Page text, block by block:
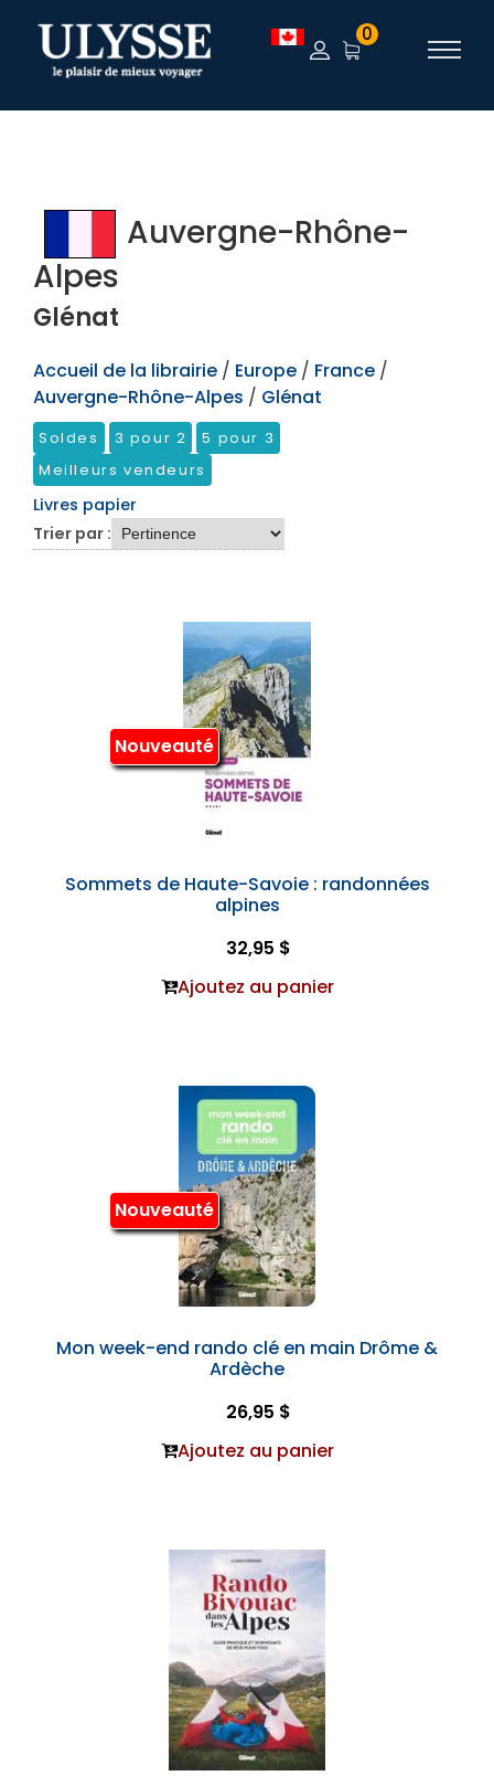
TEST 0
Auvergne-Rhône-
Alpes
Glénat
Accueil de la librairie / Europe / France /
Auvergne-Rhône-Alpes / Glénat
Soldes 3 pour 2
5 pour 3
Meilleurs vendeurs
Livres papier
Trier par :
Nouveauté
Sommets de Haute-Savoie : randonnées
alpines
32,95 $
Ajoutez au panier
Nouveauté
Mon week-end rando clé en main Drôme &
Ardèche
26,95 $
Ajoutez au panier